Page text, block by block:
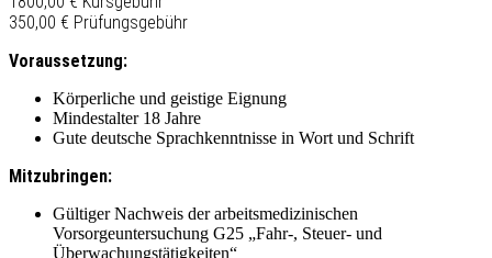
350,00 € Prüfungsgebühr
Voraussetzung:
Körperliche und geistige Eignung
Mindestalter 18 Jahre
Gute deutsche Sprachkenntnisse in Wort und Schrift
Mitzubringen:
Gültiger Nachweis der arbeitsmedizinischen
Vorsorgeuntersuchung G25 „Fahr-, Steuer- und
Überwachungstätigkeiten“